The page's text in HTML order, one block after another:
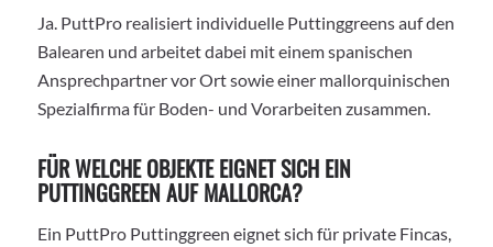
Ja. PuttPro realisiert individuelle Puttinggreens auf den
Balearen und arbeitet dabei mit einem spanischen
Ansprechpartner vor Ort sowie einer mallorquinischen
Spezialfirma für Boden- und Vorarbeiten zusammen.
FÜR WELCHE OBJEKTE EIGNET SICH EIN
PUTTINGGREEN AUF MALLORCA?
Ein PuttPro Puttinggreen eignet sich für private Fincas,